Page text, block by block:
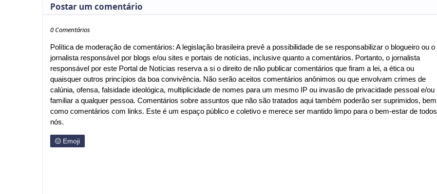
Postar um comentário
0 Comentários
Política de moderação de comentários: A legislação brasileira prevê a possibilidade de se responsabilizar o blogueiro ou o
jornalista responsável por blogs e/ou sites e portais de notícias, inclusive quanto a comentários. Portanto, o jornalista
responsável por este Portal de Notícias reserva a si o direito de não publicar comentários que firam a lei, a ética ou
quaisquer outros princípios da boa convivência. Não serão aceitos comentários anônimos ou que envolvam crimes de
calúnia, ofensa, falsidade ideológica, multiplicidade de nomes para um mesmo IP ou invasão de privacidade pessoal e/ou
familiar a qualquer pessoa. Comentários sobre assuntos que não são tratados aqui também poderão ser suprimidos, bem
como comentários com links. Este é um espaço público e coletivo e merece ser mantido limpo para o bem-estar de todos
nós.
Emoji